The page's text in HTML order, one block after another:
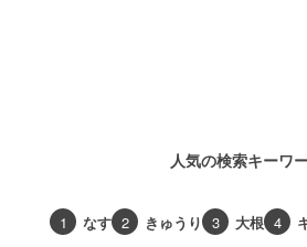
人気の検索キーワ
1 なす 2 きゅうり 3 大根 4